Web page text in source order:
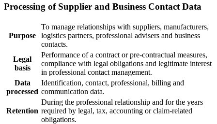
Processing of Supplier and Business Contact Data
Purpose
To manage relationships with suppliers, manufacturers,
logistics partners, professional advisers and business
contacts.
Legal
basis
Performance of a contract or pre-contractual measures,
compliance with legal obligations and legitimate interest
in professional contact management.
Data
processed
Identification, contact, professional, billing and
communication data.
Retention
During the professional relationship and for the years
required by legal, tax, accounting or claim-related
obligations.